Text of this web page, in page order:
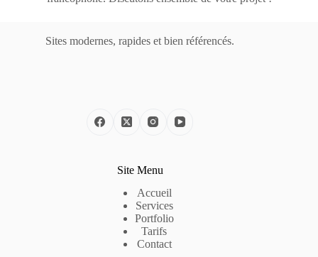
Sites modernes, rapides et bien référencés.
Site Menu
Accueil
Services
Portfolio
Tarifs
Contact